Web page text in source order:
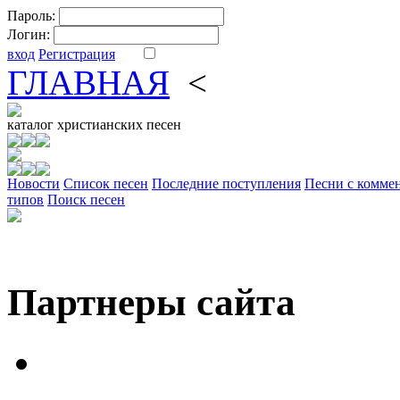
Пароль:
Логин:
вход Регистрация
ГЛАВНАЯ <
каталог христианских песен
Новости Cписок песен Последние поступления Песни с
типов Поиск песен
Партнеры сайта